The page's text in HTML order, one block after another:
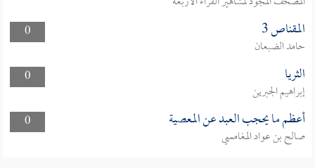
0
المقناص 3
حامد الضبعان
0
الثريا
إبراهيم الجبرين
0
أعظم ما يحجب العبد عن المعصية
صالح بن عواد المغامسي